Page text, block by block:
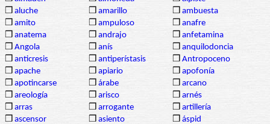
❒ aluche ❒ amarillo ❒ ambuesta
❒ amito ❒ ampuloso ❒ anafre
❒ anatema ❒ andrajo ❒ anfetamina
❒ Angola ❒ anís ❒ anquilodoncia
❒ anticresis ❒ antiperístasis ❒ Antropoceno
❒ apache ❒ apiario ❒ apofonía
❒ apotincarse ❒ árabe ❒ arcano
❒ areología ❒ arisco ❒ arnés
❒ arras ❒ arrogante ❒ artillería
❒ ascensor ❒ asiento ❒ áspid